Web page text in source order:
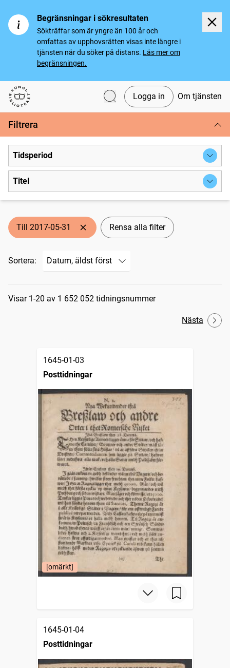
Begränsningar i sökresultaten
Sökträffar som är yngre än 100 år och
omfattas av upphovsrätten visas inte längre i
tjänsten när du söker på distans. Läs mer om
begränsningen.
Svenska tidningar
Logga in Om tjänsten
Filtrera
Tidsperiod
Titel
Till 2017-05-31 Rensa alla filter
Sortera:
Sökresultat
Visar 1-20 av 1 652 052 tidningsnummer
Nästa
1645-01-03
Posttidningar
[omärkt]
1645-01-04
Posttidningar